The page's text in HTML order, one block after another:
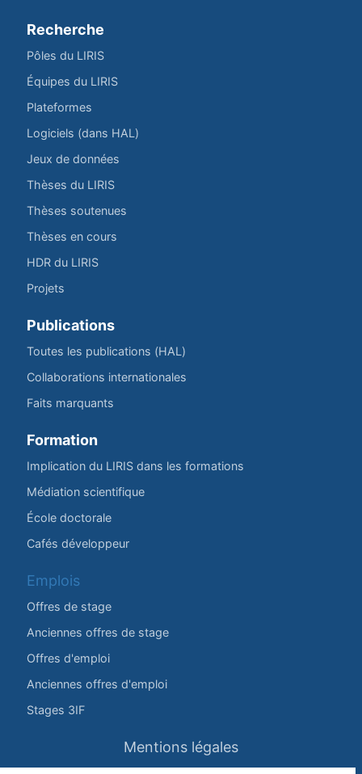
Recherche
Pôles du LIRIS
Équipes du LIRIS
Plateformes
Logiciels (dans HAL)
Jeux de données
Thèses du LIRIS
Thèses soutenues
Thèses en cours
HDR du LIRIS
Projets
Publications
Toutes les publications (HAL)
Collaborations internationales
Faits marquants
Formation
Implication du LIRIS dans les formations
Médiation scientifique
École doctorale
Cafés développeur
Emplois
Offres de stage
Anciennes offres de stage
Offres d'emploi
Anciennes offres d'emploi
Stages 3IF
Mentions légales